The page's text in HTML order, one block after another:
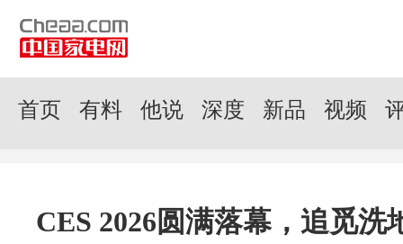
首页 有料 他说 深度 新品 视频
CES 2026圆满落幕，追觅洗